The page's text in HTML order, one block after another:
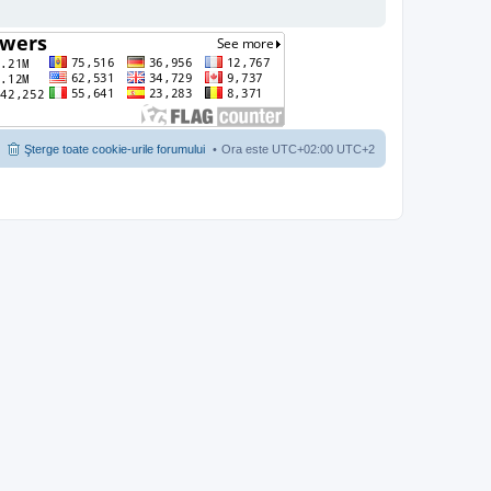
Ora este UTC+02:00 UTC+2
Şterge toate cookie-urile forumului